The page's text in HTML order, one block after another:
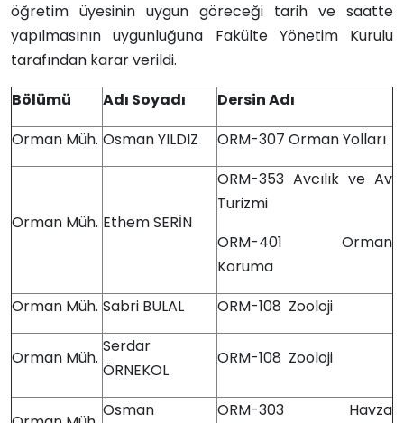
öğretim üyesinin uygun göreceği tarih ve saatte
yapılmasının uygunluğuna Fakülte Yönetim Kurulu
tarafından karar verildi.
Bölümü
Adı Soyadı
Dersin Adı
Orman Müh. Osman YILDIZ ORM-307 Orman Yolları
Orman Müh. Ethem SERİN
ORM-353 Avcılık ve Av
Turizmi
ORM-401 Orman
Koruma
Orman Müh. Sabri BULAL ORM-108 Zooloji
Orman Müh.
Serdar
ÖRNEKOL
ORM-108 Zooloji
Osman
ORM-303 Havza